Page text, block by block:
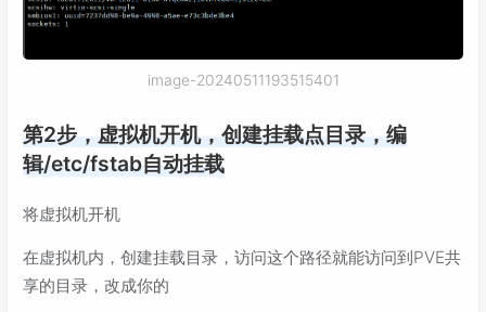
image-20240511193515401
第2步，虚拟机开机，创建挂载点目录，编
辑/etc/fstab自动挂载
将虚拟机开机
在虚拟机内，创建挂载目录，访问这个路径就能访问到PVE共
享的目录，改成你的